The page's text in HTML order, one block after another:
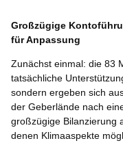
Großzügige
für Anpassung
Zunächst einmal: die 83
tatsächliche
sondern ergeben sich
der Geberlände nach
großzügige Bilanzierung
denen Klimaaspekte